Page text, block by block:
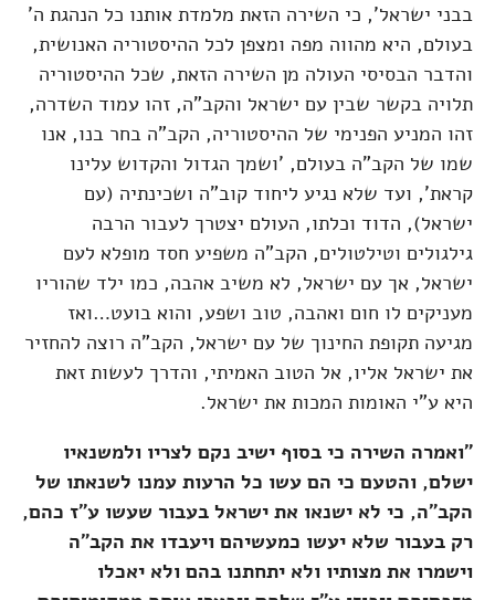
בבני ישראל', כי השירה הזאת מלמדת אותנו כל הנהגת ה'
בעולם, היא מהווה מפה ומצפן לכל ההיסטוריה האנושית,
והדבר הבסיסי העולה מן השירה הזאת, שכל ההיסטוריה
תלויה בקשר שבין עם ישראל והקב"ה, זהו עמוד השדרה,
זהו המניע הפנימי של ההיסטוריה, הקב"ה בחר בנו, אנו
שמו של הקב"ה בעולם, 'ושמך הגדול והקדוש עלינו
קראת', ועד שלא נגיע ליחוד קוב"ה ושכינתיה (עם
ישראל), הדוד וכלתו, העולם יצטרך לעבור הרבה
גילגולים וטילטולים, הקב"ה משפיע חסד מופלא לעם
ישראל, אך עם ישראל, לא משיב אהבה, כמו ילד שהוריו
מעניקים לו חום ואהבה, טוב ושפע, והוא בועט…ואז
מגיעה תקופת החינוך של עם ישראל, הקב"ה רוצה להחזיר
את ישראל אליו, אל הטוב האמיתי, והדרך לעשות זאת
היא ע"י האומות המכות את ישראל.
"ואמרה השירה כי בסוף ישיב נקם לצריו ולמשנאיו
ישלם, והטעם כי הם עשו כל הרעות עמנו לשנאתו של
הקב"ה, כי לא ישנאו את ישראל בעבור שעשו ע"ז כהם,
רק בעבור שלא יעשו כמעשיהם ויעבדו את הקב"ה
וישמרו את מצותיו ולא יתחתנו בהם ולא יאכלו